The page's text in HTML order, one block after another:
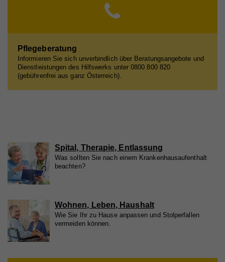
Pflegeberatung
Informieren Sie sich unverbindlich über Beratungsangebote und
Dienstleistungen des Hilfswerks unter 0800 800 820
(gebührenfrei aus ganz Österreich).
Spital, Therapie, Entlassung
Was sollten Sie nach einem Krankenhausaufenthalt
beachten?
Wohnen, Leben, Haushalt
Wie Sie Ihr zu Hause anpassen und Stolperfallen
vermeiden können.
Anforderungsrate einzuschränken
Name _gid
Anbieter Whatchado
Name _ga
Anbieter
Zweck
Registriert eine eindeutige ID, die verwendet wird,
um statistische Daten dazu, wie der Besucher die
Laufzeit 1 Tag
Zweck
Registriert eine eindeutige ID, die verwendet wird,
um statistische Daten dazu, wie der Besucher die